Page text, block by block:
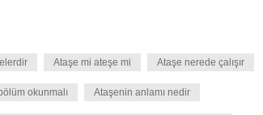
Ataşe mi ateşe mi Ataşe nerede çalışır
okunmalı Ataşenin anlamı nedir